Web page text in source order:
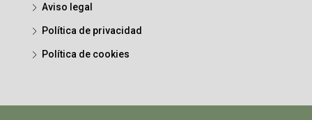
Aviso legal
Política de privacidad
Política de cookies